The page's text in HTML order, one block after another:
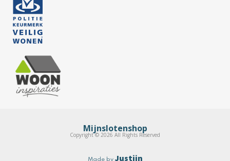
Mijnslotenshop
Copyright © 2026 All Rights Reserved
Made by Justiin